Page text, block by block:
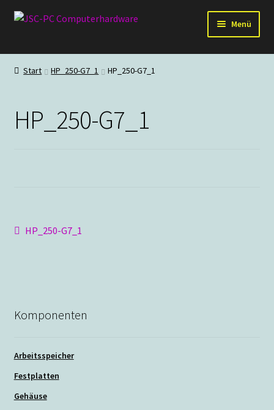
Zur
Zum
Menü
Hardware
Staubschutz
Start HP_250-G7_1 HP_250-G7_1
HP_250-G7_1
Beitragsnavigation
Vorheriger
HP_250-G7_1
Komponenten
Arbeitsspeicher
Festplatten
Gehäuse